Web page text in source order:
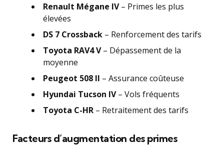
Renault Mégane IV– Primes les plus
élevées
DS 7 Crossback – Renforcement des tarifs
Toyota RAV4 V– Dépassement de la
moyenne
Peugeot 508 II – Assurance coûteuse
Hyundai Tucson IV– Vols fréquents
Toyota C-HR – Retraitement des tarifs
Facteurs d’augmentation des primes